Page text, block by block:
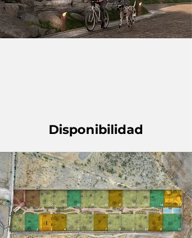
Disponibilidad